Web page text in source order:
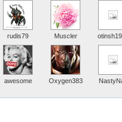
rudis79 Muscler
awesome Oxygen383